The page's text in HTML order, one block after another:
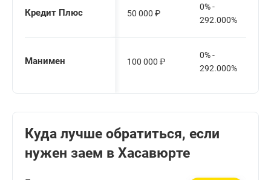
Кредит Плюс 50 000 ₽
0% -
292.000%
Манимен 100 000 ₽
0% -
292.000%
Куда лучше обратиться, если
нужен заем в Хасавюрте